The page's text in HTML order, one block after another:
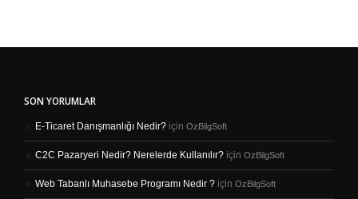
SON YORUMLAR
E-Ticaret Danışmanlığı Nedir? için OzBilgSoft
C2C Pazaryeri Nedir? Nerelerde Kullanılır? için OzBilgSoft
Web Tabanlı Muhasebe Programı Nedir ? için OzBilgSoft